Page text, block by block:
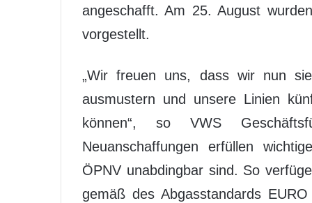
angeschafft. Am 25. August
vorgestellt.
„Wir freuen uns, dass wir nun
ausmustern und unsere Linien
können“, so VWS
Neuanschaffungen erfüllen
ÖPNV unabdingbar sind. So
gemäß des Abgasstandards